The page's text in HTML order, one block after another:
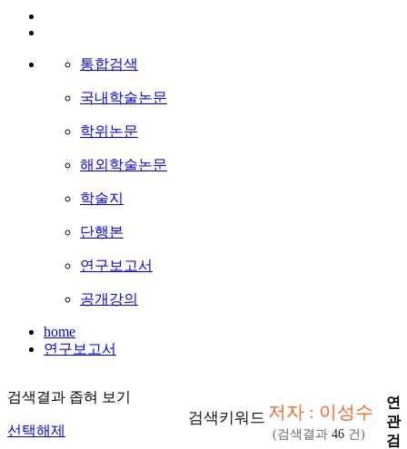
통합검색
국내학술논문
학위논문
해외학술논문
학술지
단행본
연구보고서
공개강의
home
연구보고서
검색결과 좁혀 보기
선택해제
검색키워드 저자 : 이성수
(검색결과 46 건)
연
관
검